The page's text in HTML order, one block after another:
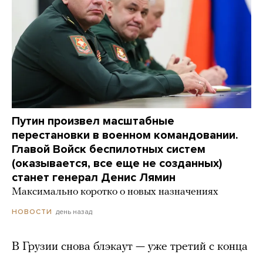
Путин произвел масштабные
перестановки в военном командовании.
Главой Войск беспилотных систем
(оказывается, все еще не созданных)
станет генерал Денис Лямин
Максимально коротко о новых назначениях
НОВОСТИ день назад
В Грузии снова блэкаут — уже третий с конца